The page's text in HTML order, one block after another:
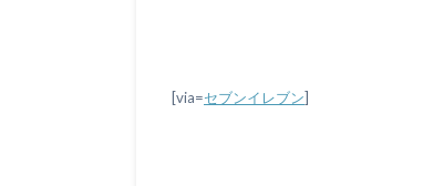
[via=セブンイレブン]